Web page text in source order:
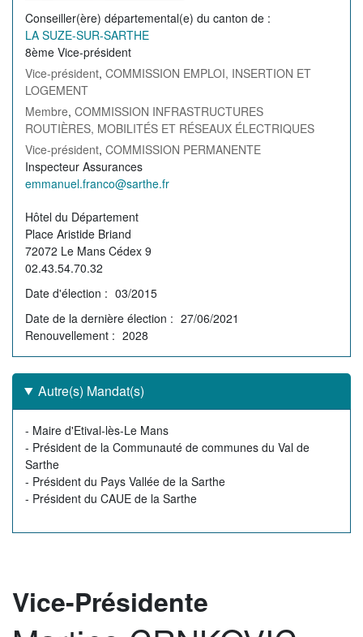
Conseiller(ère) départemental(e) du canton de
LA SUZE-SUR-SARTHE
8ème Vice-président
Vice-président, COMMISSION EMPLOI, INSERTION ET
LOGEMENT
Membre, COMMISSION INFRASTRUCTURES
ROUTIÈRES, MOBILITÉS ET RÉSEAUX ÉLECTRIQUES
Vice-président, COMMISSION PERMANENTE
Profession
de
Inspecteur Assurances
Courriel
l'élu(e)
emmanuel.franco@sarthe.fr
Permanence
Hôtel du Département
Place Aristide Briand
72072 Le Mans Cédex 9
02.43.54.70.32
Date d'élection
03/2015
Date de la dernière élection
27/06/2021
Renouvellement
2028
Autre(s) Mandat(s)
Autre(s)
mandat(s)
- Maire d'Etival-lès-Le Mans
- Président de la Communauté de communes du Val de
Sarthe
- Président du Pays Vallée de la Sarthe
- Président du CAUE de la Sarthe
Rôle
Vice-Présidente
Membre